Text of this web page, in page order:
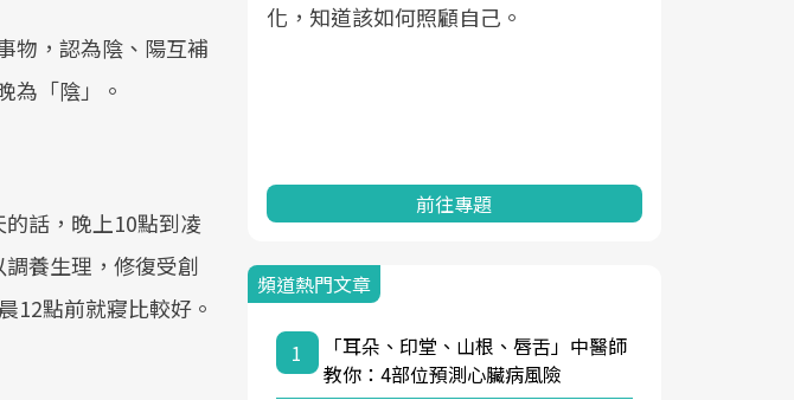
物，認為陰、陽互補
為「陰」。
話，晚上10點到凌
養生理，修復受創
12點前就寢比較好。
預防醫學」已成全民
然而，健檢不只是醫
化，知道該如何照顧自己。
前往專題
頻道熱門文章
1
「耳朵、印堂、山根、唇舌」中醫師
教你：4部位預測心臟病風險